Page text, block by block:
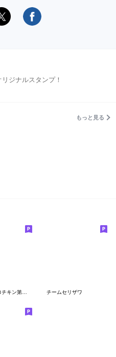
ジナルスタンプ！
もっと見る
ニートボクロチキン第２弾 チームセリザワ